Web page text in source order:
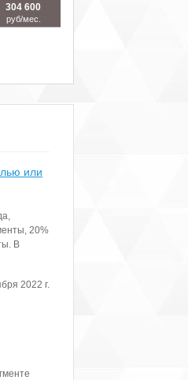
304 600
руб/мес.
или
20%
В
2022 г.